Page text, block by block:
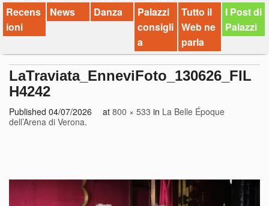
Recens
ioni
News Danza
Palazzi
consigli
a
Tutto il
Web ne
parla
I Post di
Palazzi
LaTraviata_EnneviFoto_130626_FIL
H4242
Published 04/07/2026 at 800 × 533 in La Belle Époque
dell’Arena di Verona.